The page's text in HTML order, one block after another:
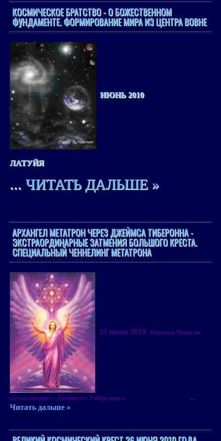
КОСМИЧЕСКОЕ БРАТСТВО - О БОЖЕСТВЕННОМ
ФУНДАМЕНТЕ. ФОРМИРОВАНИЕ МИРА ИЗ ЦЕНТРА ВОВНЕ
ИЮНЬ 2010
ЛАТУЙЯ
... ЧИТАТЬ ДАЛЬШЕ »
АРХАНГЕЛ МЕТАТРОН ЧЕРЕЗ ДЖЕЙМСА ТИБЕРОННА -
ЭКСТРАОРДИНАРНЫЕ ЗАТМЕНИЯ БОЛЬШОГО КРЕСТА.
СПЕЦИАЛЬНЫЙ ЧЕННЕЛИНГ МЕТАТРОНА
25 июня 2010 Перевод Metta по
согласованию с Джеймсом Тиберонном
...
Читать дальше »